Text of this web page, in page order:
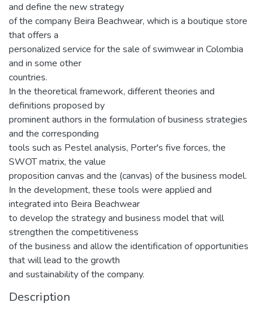
and define the new strategy
of the company Beira Beachwear, which is a boutique store
that offers a
personalized service for the sale of swimwear in Colombia
and in some other
countries.
In the theoretical framework, different theories and
definitions proposed by
prominent authors in the formulation of business strategies
and the corresponding
tools such as Pestel analysis, Porter's five forces, the
SWOT matrix, the value
proposition canvas and the (canvas) of the business model.
In the development, these tools were applied and
integrated into Beira Beachwear
to develop the strategy and business model that will
strengthen the competitiveness
of the business and allow the identification of opportunities
that will lead to the growth
and sustainability of the company.
Description